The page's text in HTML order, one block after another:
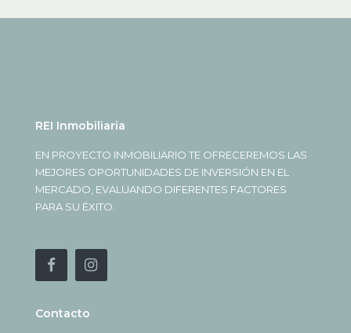
REI Inmobiliaria
EN PROYECTO INMOBILIARIO TE OFRECEREMOS LAS
MEJORES OPORTUNIDADES DE INVERSIÓN EN EL
MERCADO, EVALUANDO DIFERENTES FACTORES
PARA SU ÉXITO.
Contacto